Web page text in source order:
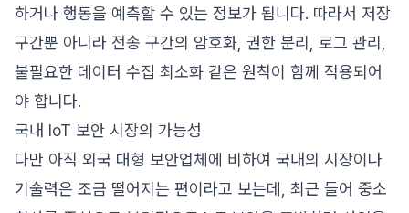
하거나 행동을 예측할 수 있는 정보가 됩니다. 따라서 저장
구간뿐 아니라 전송 구간의 암호화, 권한 분리, 로그 관리,
불필요한 데이터 수집 최소화 같은 원칙이 함께 적용되어
야 합니다.
국내 IoT 보안 시장의 가능성
다만 아직 외국 대형 보안업체에 비하여 국내의 시장이나
기술력은 조금 떨어지는 편이라고 보는데, 최근 들어 중소